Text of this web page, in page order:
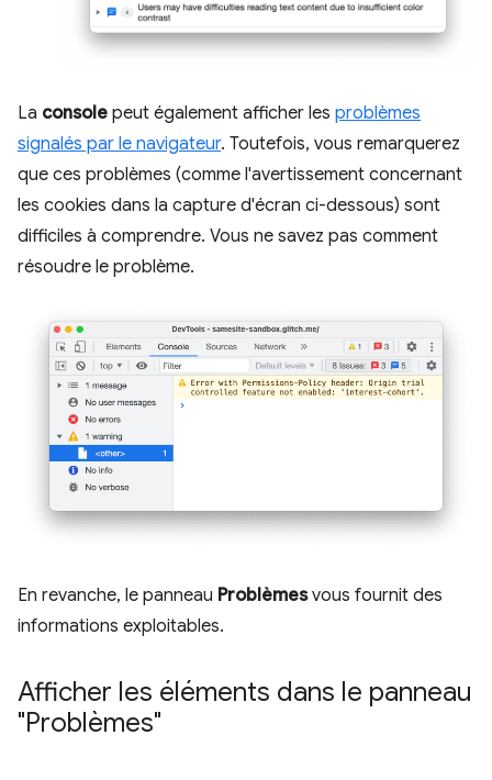
La console peut également afficher les problèmes
signalés par le navigateur. Toutefois, vous remarquerez
que ces problèmes (comme l'avertissement concernant
les cookies dans la capture d'écran ci-dessous) sont
difficiles à comprendre. Vous ne savez pas comment
résoudre le problème.
En revanche, le panneau Problèmesvous fournit des
informations exploitables.
Afficher les éléments dans le panneau
"Problèmes"